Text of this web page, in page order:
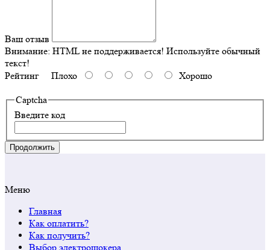
Ваш отзыв
Внимание: HTML не поддерживается! Используйте обычный
текст!
Рейтинг Плохо Хорошо
Captcha
Введите код
Продолжить
Меню
Главная
Как оплатить?
Как получить?
Выбор электрошокера